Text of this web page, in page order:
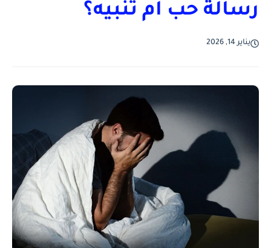
رسالة حب أم تنبيه؟
يناير 14, 2026